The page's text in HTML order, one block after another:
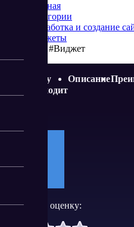
Главная
Категории
Разработка и создание
Виджеты
DPL #Виджет
Кому
подходит
Описание
Поставить оценку: